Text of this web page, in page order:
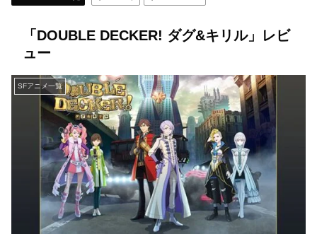
「DOUBLE DECKER! ダグ&キリル」レビ
ュー
SFアニメ一覧